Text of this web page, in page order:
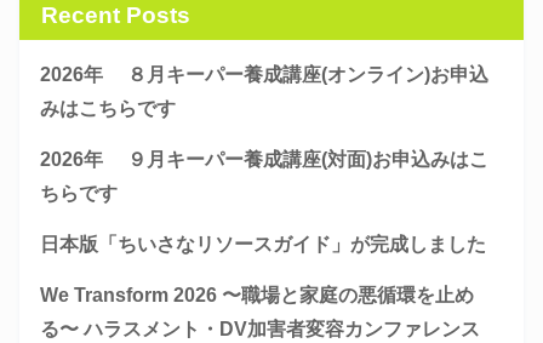
Recent Posts
2026年 ８月キーパー養成講座(オンライン)お申込
みはこちらです
2026年 ９月キーパー養成講座(対面)お申込みはこ
ちらです
日本版「ちいさなリソースガイド」が完成しました
We Transform 2026 〜職場と家庭の悪循環を止め
る〜 ハラスメント・DV加害者変容カンファレンス